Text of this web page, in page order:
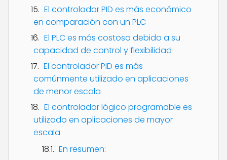
El controlador PID es más económico
en comparación con un PLC
El PLC es más costoso debido a su
capacidad de control y flexibilidad
El controlador PID es más
comúnmente utilizado en aplicaciones
de menor escala
El controlador lógico programable es
utilizado en aplicaciones de mayor
escala
En resumen: